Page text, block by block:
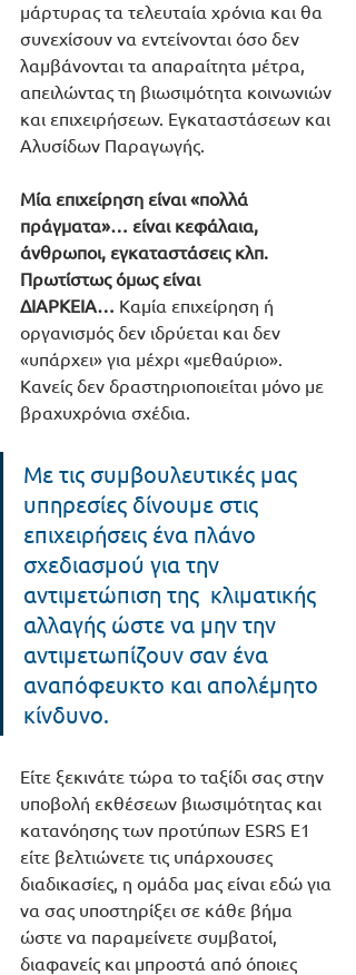
μάρτυρας τα τελευταία χρόνια και θα
συνεχίσουν να εντείνονται όσο δεν
λαμβάνονται τα απαραίτητα μέτρα,
απειλώντας τη βιωσιμότητα κοινωνιών
και επιχειρήσεων. Εγκαταστάσεων και
Αλυσίδων Παραγωγής.
Μία επιχείρηση είναι «πολλά
πράγματα»… είναι κεφάλαια,
άνθρωποι, εγκαταστάσεις κλπ.
Πρωτίστως όμως είναι
ΔΙΑΡΚΕΙΑ… Καμία επιχείρηση ή
οργανισμός δεν ιδρύεται και δεν
«υπάρχει» για μέχρι «μεθαύριο».
Κανείς δεν δραστηριοποιείται μόνο με
βραχυχρόνια σχέδια.
Με τις συμβουλευτικές μας
υπηρεσίες δίνουμε στις
επιχειρήσεις ένα πλάνο
σχεδιασμού για την
αντιμετώπιση της  κλιματικής
αλλαγής ώστε να μην την
αντιμετωπίζουν σαν ένα
αναπόφευκτο και απολέμητο
κίνδυνο.
Είτε ξεκινάτε τώρα το ταξίδι σας στην
υποβολή εκθέσεων βιωσιμότητας και
κατανόησης των προτύπων ESRS Ε1
είτε βελτιώνετε τις υπάρχουσες
διαδικασίες, η ομάδα μας είναι εδώ για
να σας υποστηρίξει σε κάθε βήμα
ώστε να παραμείνετε συμβατοί,
διαφανείς και μπροστά από όποιες